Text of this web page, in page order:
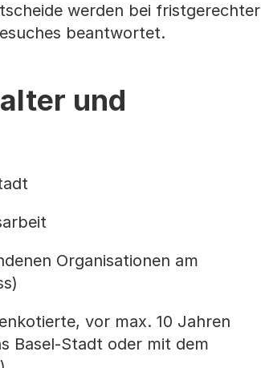
werden bei fristgerechter
beantwortet.
und
Organisationen am
vor max. 10 Jahren
Basel-Stadt oder mit dem